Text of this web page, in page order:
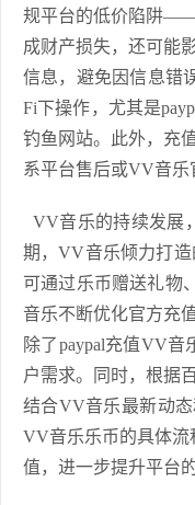
规平台的低价陷阱——
成财产损失，还可能
信息，避免因信息错
Fi下操作，尤其是
钓鱼网站。此外，充
系平台售后或VV音
VV音乐的持续发展
期，VV音乐倾力打
可通过乐币赠送礼物
音乐不断优化官方充
除了paypal充值VV音
户需求。同时，根据
结合VV音乐最新动
VV音乐乐币的具体流
值，进一步提升平台